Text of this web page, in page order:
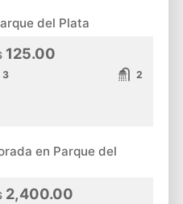
del Plata
125.00
3 2
en Parque del
2,400.00